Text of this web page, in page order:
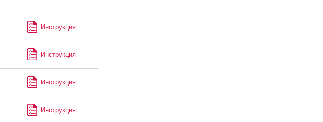
Инструкция
Инструкция
Инструкция
Инструкция